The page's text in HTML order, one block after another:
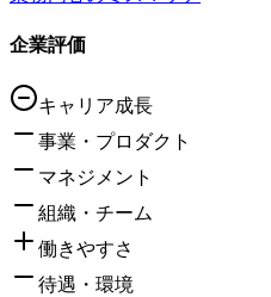
企業評価
キャリア成長
事業・プロダクト
マネジメント
組織・チーム
働きやすさ
待遇・環境